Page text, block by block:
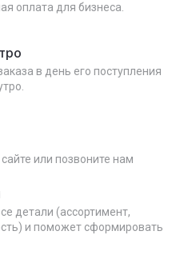
оплата для бизнеса.
в день его поступления
или позвоните нам
детали (ассортимент,
и поможет сформировать